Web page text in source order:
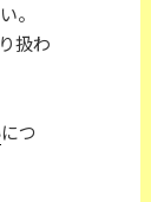
。
扱わ
につ